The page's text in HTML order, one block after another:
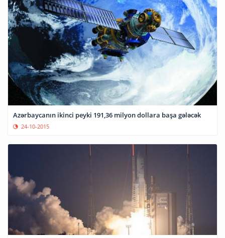
Azərbaycanın ikinci peyki 191,36 milyon dollara başa gələcək
24-10-2015